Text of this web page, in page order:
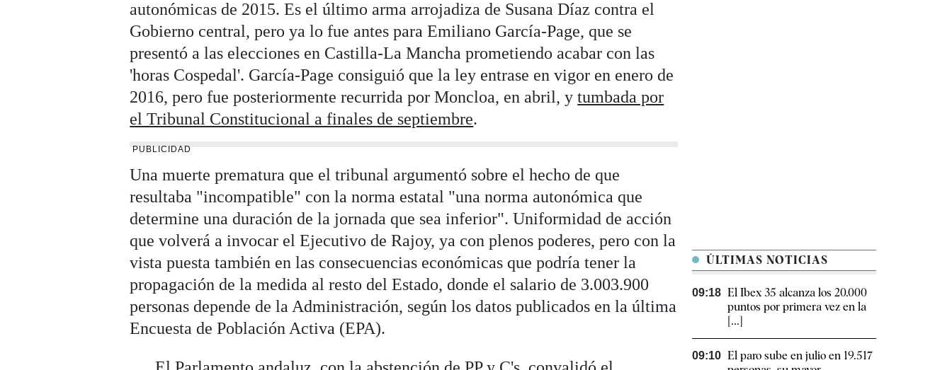
autonómicas de 2015. Es el último arma arrojadiza de Susana Díaz contra el
Gobierno central, pero ya lo fue antes para Emiliano García-Page, que se
presentó a las elecciones en Castilla-La Mancha prometiendo acabar con las
'horas Cospedal'. García-Page consiguió que la ley entrase en vigor en enero de
2016, pero fue posteriormente recurrida por Moncloa, en abril, ytumbada por
el Tribunal Constitucional a finales de septiembre.
PUBLICIDAD
Una muerte prematura que el tribunal argumentó sobre el hecho de que
resultaba "incompatible" con la norma estatal "una norma autonómica que
determine una duración de la jornada que sea inferior". Uniformidad de acción
que volverá a invocar el Ejecutivo de Rajoy, ya con plenos poderes, pero con la
vista puesta también en las consecuencias económicas que podría tener la
propagación de la medida al resto del Estado, donde el salario de 3.003.900
personas depende de la Administración, según los datos publicados en la última
Encuesta de Población Activa (EPA).
ÚLTIMAS NOTICIAS
09:18 El Ibex 35 alcanza los 20.000
puntos por primera vez en la
[...]
09:10 El paro sube en julio en 19.517